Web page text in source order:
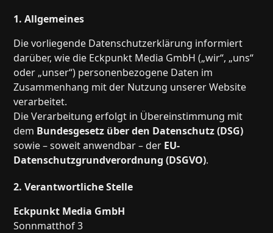
1. Allgemeines
Die vorliegende Datenschutzerklärung informiert
darüber, wie die Eckpunkt Media GmbH („wir“, „uns“
oder „unser“) personenbezogene Daten im
Zusammenhang mit der Nutzung unserer Website
verarbeitet.
Die Verarbeitung erfolgt in Übereinstimmung mit
dem Bundesgesetz über den Datenschutz (DSG)
sowie – soweit anwendbar – der EU-
Datenschutzgrundverordnung (DSGVO).
2. Verantwortliche Stelle
Eckpunkt Media GmbH
Sonnmatthof 3